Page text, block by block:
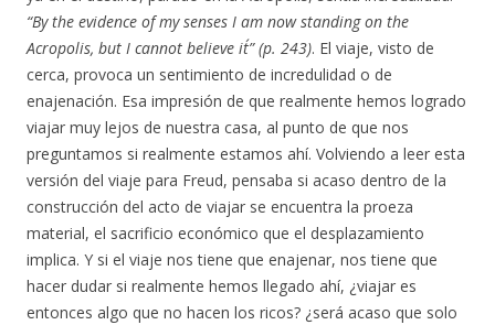
“By the evidence of my senses I am now standing on the
Acropolis, but I cannot believe it´” (p. 243). El viaje, visto de
cerca, provoca un sentimiento de incredulidad o de
enajenación. Esa impresión de que realmente hemos logrado
viajar muy lejos de nuestra casa, al punto de que nos
preguntamos si realmente estamos ahí. Volviendo a leer esta
versión del viaje para Freud, pensaba si acaso dentro de la
construcción del acto de viajar se encuentra la proeza
material, el sacrificio económico que el desplazamiento
implica. Y si el viaje nos tiene que enajenar, nos tiene que
hacer dudar si realmente hemos llegado ahí, ¿viajar es
entonces algo que no hacen los ricos? ¿será acaso que solo